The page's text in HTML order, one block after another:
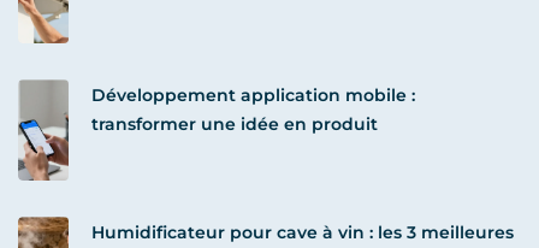
Développement application mobile :
transformer une idée en produit
Humidificateur pour cave à vin : les 3 meilleures